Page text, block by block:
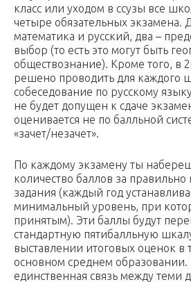
класс или уходом в ссузы все
четыре обязательных экзамена.
математика и русский, два –
выбор (то есть это могут быть
обществознание). Кроме того, в
решено проводить для каждого
собеседование по русскому
не будет допущен к сдаче
оценивается не по балльной
«зачет/незачет».
По каждому экзамену ты
количество баллов за
задания (каждый год
минимальный уровень, при
принятым). Эти баллы будут
стандартную пятибалльную
выставлении итоговых оценок в
основном среднем образовании.
единственная связь между теми